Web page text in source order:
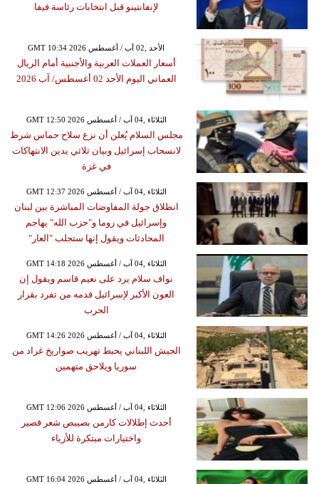
لإنفانتينو قبل انتخابات رئاسة فيفا
GMT 10:34 2026 الأحد ,02 آب / أغسطس
أسعار العملات العربية والأجنبية أمام الريال
العماني اليوم الأحد 02 أغسطس/ آب 2026
GMT 12:50 2026 الثلاثاء ,04 آب / أغسطس
مجلس السلام يُعلن أن نزع سلاح حماس شرط
لانسحاب إسرائيل وبيان ثلاثي يدين الانتهاكات
في غزة
GMT 12:37 2026 الثلاثاء ,04 آب / أغسطس
انطلاق جولة المفاوضات المباشرة بين لبنان
وإسرائيل في روما و"حزب الله" يهاجم
المحادثات ويقول إنها ستجلب "العار"
GMT 14:18 2026 الثلاثاء ,04 آب / أغسطس
نواف سلام يرد على نعيم قاسم ويقول إن
العون الأكبر لإسرائيل قدمه من تفرد بقرار
الحرب
GMT 14:26 2026 الثلاثاء ,04 آب / أغسطس
الجيش اللبناني يحبط تهريب صواريخ غراد من
سوريا ويلاحق متهمين
GMT 12:06 2026 الثلاثاء ,04 آب / أغسطس
أحدث إطلالات كارمن بصيبص شعر قصير
واختيارات مبتكرة للأزياء
GMT 16:04 2026 الثلاثاء ,04 آب / أغسطس